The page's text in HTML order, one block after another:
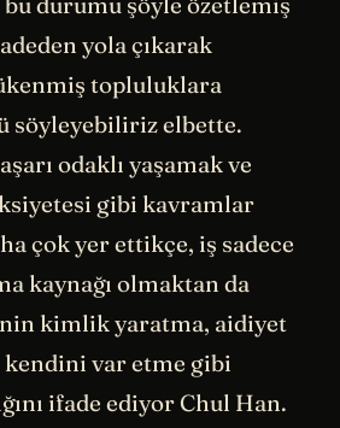
yola çıkarak
topluluklara
söyleyebiliriz elbette.
odaklı yaşamak ve
gibi kavramlar
çok yer ettikçe, iş sadece
kaynağı olmaktan da
kimlik yaratma, aidiyet
kendini var etme gibi
ifade ediyor Chul Han.